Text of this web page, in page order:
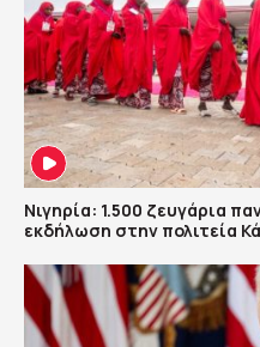
Νιγηρία: 1.500 ζευγάρια
εκδήλωση στην πολιτεία